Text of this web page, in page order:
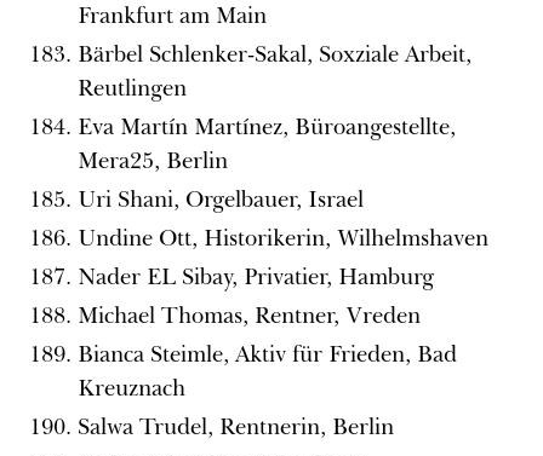
Frankfurt am Main
Bärbel Schlenker-Sakal, Soxziale Arbeit,
Reutlingen
Eva Martín Martínez, Büroangestellte,
Mera25, Berlin
Uri Shani, Orgelbauer, Israel
Undine Ott, Historikerin, Wilhelmshaven
Nader EL Sibay, Privatier, Hamburg
Michael Thomas, Rentner, Vreden
Bianca Steimle, Aktiv für Frieden, Bad
Kreuznach
Salwa Trudel, Rentnerin, Berlin